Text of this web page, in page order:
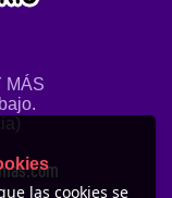
MÁS
las cookies se